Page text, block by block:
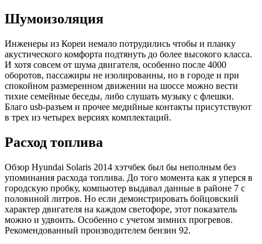
Шумоизоляция
Инженеры из Кореи немало потрудились чтобы и планку
акустического комфорта подтянуть до более высокого класса.
И хотя совсем от шума двигателя, особенно после 4000
оборотов, пассажиры не изолированны, но в городе и при
спокойном размеренном движении на шоссе можно вести
тихие семейные беседы, либо слушать музыку с флешки.
Благо usb-разъем и прочее медийные контакты присутствуют
в трех из четырех версиях комплектаций.
Расход топлива
Обзор Hyundai Solaris 2014 хэтчбек был бы неполным без
упоминания расхода топлива. До того момента как я уперся в
городскую пробку, компьютер выдавал данные в районе 7 с
половиной литров. Но если демонстрировать бойцовский
характер двигателя на каждом светофоре, этот показатель
можно и удвоить. Особенно с учетом зимних прогревов.
Рекомендованный производителем бензин 92.